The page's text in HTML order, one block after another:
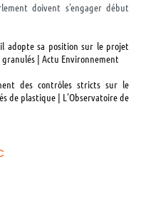
doivent s’engager début
adopte sa position sur le projet
| Actu Environnement
des contrôles stricts sur le
de plastique | L’Observatoire de